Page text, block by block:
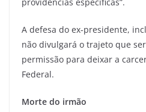
A defesa do ex-presidente,
não divulgará o trajeto que
permissão para deixar a
Federal.
Morte do irmão